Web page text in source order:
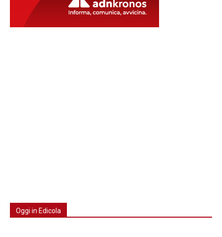
Oggi in Edicola